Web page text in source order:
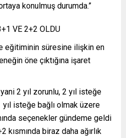
konulmuş durumda.”
VE 2+2 OLDU
eğitiminin süresine ilişkin en
öne çıktığına işaret
2 yıl zorunlu, 2 yıl isteğe
yıl isteğe bağlı olmak üzere
seçenekler gündeme geldi
kısmında biraz daha ağırlık